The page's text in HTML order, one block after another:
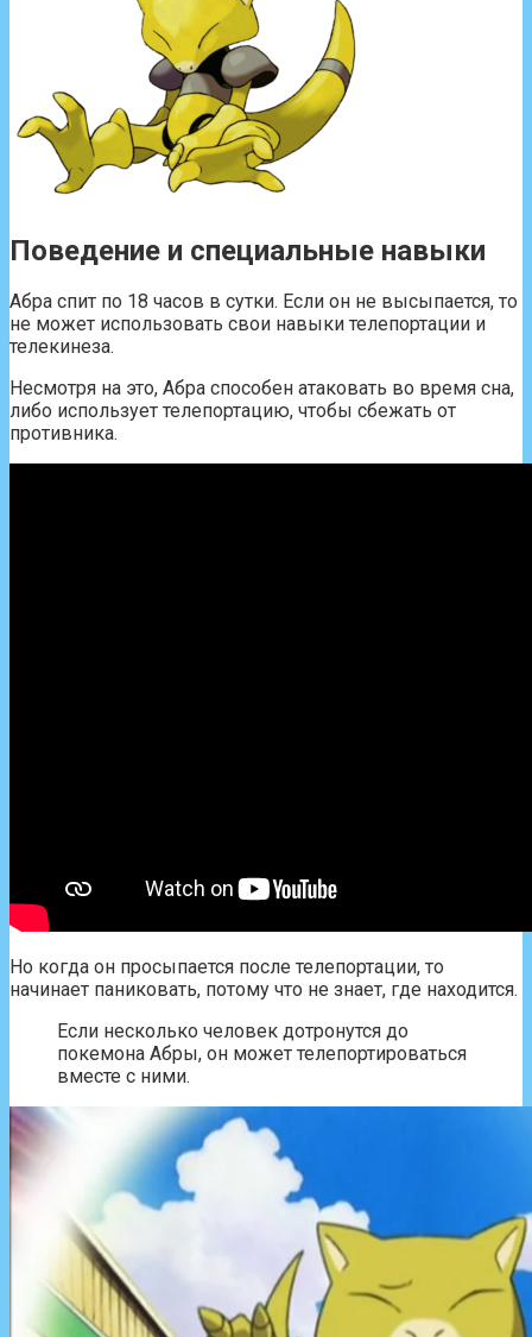
Поведение и специальные навыки
Абра спит по 18 часов в сутки. Если он не высыпается, то
не может использовать свои навыки телепортации и
телекинеза.
Несмотря на это, Абра способен атаковать во время сна,
либо использует телепортацию, чтобы сбежать от
противника.
Но когда он просыпается после телепортации, то
начинает паниковать, потому что не знает, где находится.
Если несколько человек дотронутся до
покемона Абры, он может телепортироваться
вместе с ними.